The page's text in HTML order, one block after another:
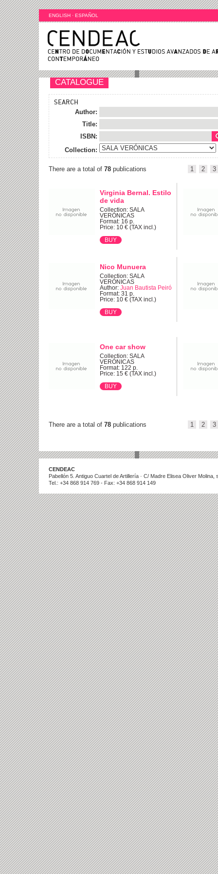
ENGLISH · ESPAÑOL
CATALOGUE
SEARCH
Author:
Title:
ISBN:
Collection:
There are a total of 78 publications 1 2 3
Virginia Bernal. Estilo
de vida
Collection: SALA
VERÓNICAS
Format: 16 p.
Price: 10 € (TAX incl.)
Nico Munuera
Collection: SALA
VERÓNICAS
Author: Juan Bautista Peiró
Format: 31 p.
Price: 10 € (TAX incl.)
One car show
Collection: SALA
VERÓNICAS
Format: 122 p.
Price: 15 € (TAX incl.)
There are a total of 78 publications 1 2 3
CENDEAC
Pabellón 5. Antiguo Cuartel de Artillería · C/ Madre Elisea Oliver
Tel.: +34 868 914 769 - Fax: +34 868 914 149